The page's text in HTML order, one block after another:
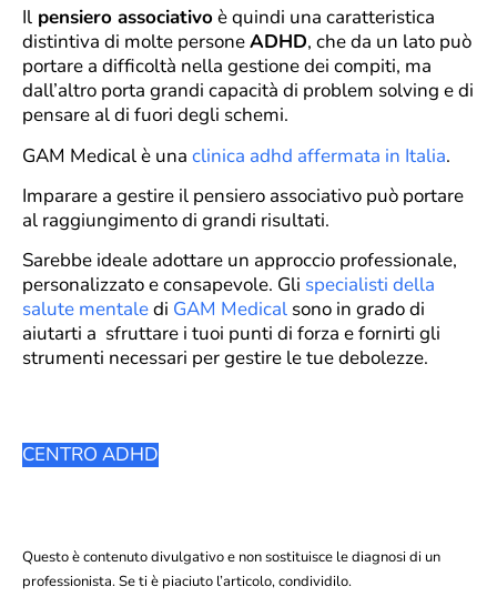
Il pensiero associativoè quindi una caratteristica
distintiva di molte personeADHD, che da un lato può
portare a difficoltà nella gestione dei compiti, ma
dall’altro porta grandi capacità di problem solving e di
pensare al di fuori degli schemi.
GAM Medical è una clinica adhd affermata in Italia.
Imparare a gestire il pensiero associativo può portare
al raggiungimento di grandi risultati.
Sarebbe ideale adottare un approccio professionale,
personalizzato e consapevole. Gli specialisti della
salute mentaledi GAM Medical sono in grado di
aiutarti a sfruttare i tuoi punti di forza e fornirti gli
strumenti necessari per gestire le tue debolezze.
CENTRO ADHD
Questo è contenuto divulgativo e non sostituisce le diagnosi di un
professionista. Se ti è piaciuto l’articolo, condividilo.